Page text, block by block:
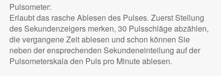
Pulsometer:
Erlaubt das rasche Ablesen des Pulses. Zuerst Stellung
des Sekundenzeigers merken, 30 Pulsschläge abzählen,
die vergangene Zeit ablesen und schon können Sie
neben der ensprechenden Sekundeneinteilung auf der
Pulsometerskala den Puls pro Minute ablesen.